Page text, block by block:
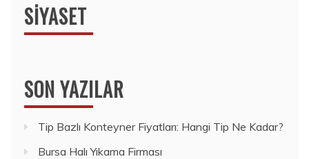
SIYASET
SON YAZILAR
Tip Bazlı Konteyner Fiyatları: Hangi Tip Ne Kadar?
Bursa Halı Yıkama Firması